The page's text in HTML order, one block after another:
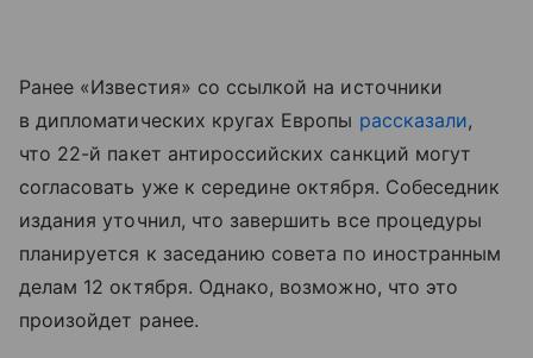
Ранее «Известия» со ссылкой на источники
в дипломатических кругах Европы рассказали,
что 22-й пакет антироссийских санкций могут
согласовать уже к середине октября. Собеседник
издания уточнил, что завершить все процедуры
планируется к заседанию совета по иностранным
делам 12 октября. Однако, возможно, что это
произойдет ранее.